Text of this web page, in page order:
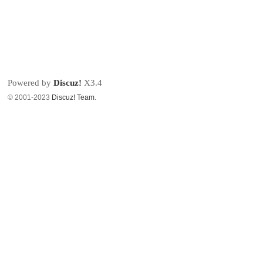
Powered byDiscuz! X3.4
© 2001-2023 Discuz! Team.